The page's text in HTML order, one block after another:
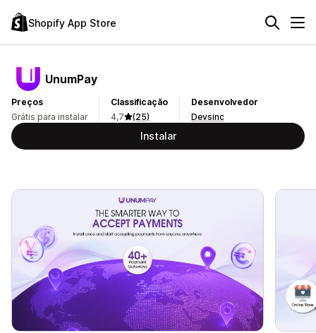
Shopify App Store
UnumPay
Preços
Grátis para instalar
Classificação
4,7
(25)
Desenvolvedor
Devsinc
Instalar